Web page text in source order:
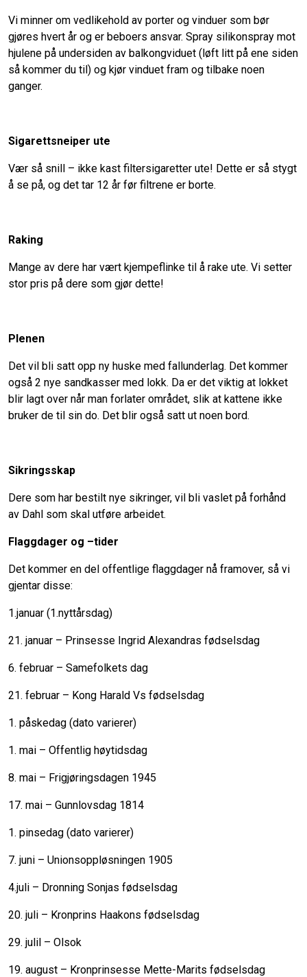
Vi minner om vedlikehold av porter og vinduer som bør
gjøres hvert år og er beboers ansvar. Spray silikonspray mot
hjulene på undersiden av balkongviduet (løft litt på ene siden
så kommer du til) og kjør vinduet fram og tilbake noen
ganger.
Sigarettsneiper ute
Vær så snill – ikke kast filtersigaretter ute! Dette er så stygt
å se på, og det tar 12 år før filtrene er borte.
Raking
Mange av dere har vært kjempeflinke til å rake ute. Vi setter
stor pris på dere som gjør dette!
Plenen
Det vil bli satt opp ny huske med fallunderlag. Det kommer
også 2 nye sandkasser med lokk. Da er det viktig at lokket
blir lagt over når man forlater området, slik at kattene ikke
bruker de til sin do. Det blir også satt ut noen bord.
Sikringsskap
Dere som har bestilt nye sikringer, vil bli vaslet på forhånd
av Dahl som skal utføre arbeidet.
Flaggdager og –tider
Det kommer en del offentlige flaggdager nå framover, så vi
gjentar disse:
1.januar (1.nyttårsdag)
21. januar – Prinsesse Ingrid Alexandras fødselsdag
6. februar – Samefolkets dag
21. februar – Kong Harald Vs fødselsdag
1. påskedag (dato varierer)
1. mai – Offentlig høytidsdag
8. mai – Frigjøringsdagen 1945
17. mai – Gunnlovsdag 1814
1. pinsedag (dato varierer)
7. juni – Unionsoppløsningen 1905
4.juli – Dronning Sonjas fødselsdag
20. juli – Kronprins Haakons fødselsdag
29. julil – Olsok
19. august – Kronprinsesse Mette-Marits fødselsdag